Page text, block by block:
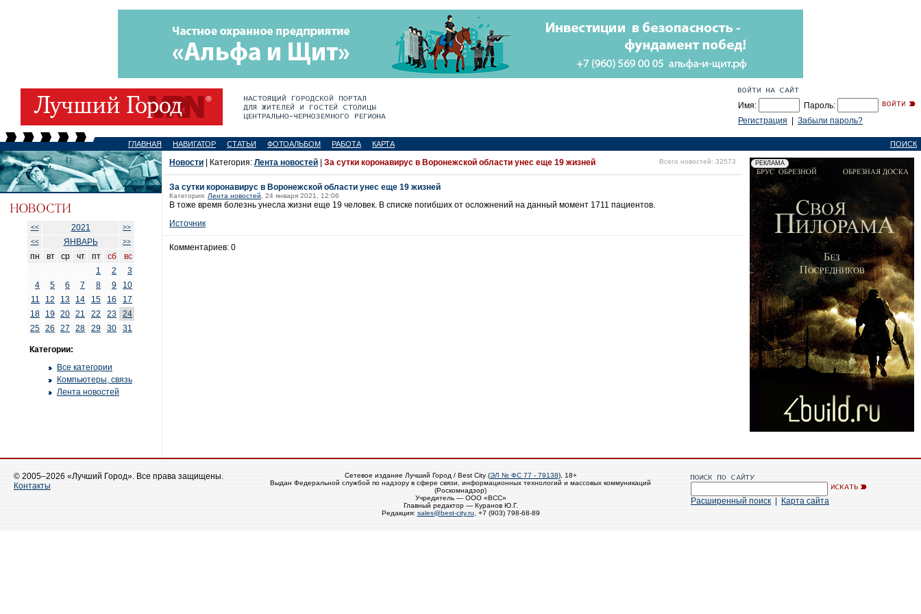
Имя:
Пароль:
Регистрация
Забыли пароль?
ГЛАВНАЯ НАВИГАТОР СТАТЬИ ФОТОАЛЬБОМ РАБОТА КАРТА ПОИСК
<< 2021
>>
<<
ЯНВАРЬ >>
пн вт ср чт пт сб
вс
1
2
3
4
5 6 7 8 9
10
11
12 13 14 15 16
17
18
19 20 21 22 23
24
25 26 27 28 29 30 31
Категории:
Все категории
Компьютеры, связь
Лента новостей
Новости | Категория: Лента новостей За сутки коронавирус в Воронежской области унес еще 19 жизней Всего новостей: 32573
За сутки коронавирус в Воронежской области унес еще 19 жизней
Категория: Лента новостей , 24 января 2021, 12:06
В тоже время болезнь унесла жизни еще 19 человек. В списке погибших от осложнений на данный момент 1711 пациентов.
Источник
Комментариев: 0
© 2005–2026 «Лучший Город». Все права защищены.
Контакты
Сетевое издание Лучший Город / Best City (ЭЛ № ФС 77 - 79138), 18+
Выдан Федеральной службой по надзору в сфере связи, информационных технологий и массовых коммуникаций
(Роскомнадзор)
Учредитель — ООО «ВСС»
Главный редактор — Куранов Ю.Г.
Редакция: sales@best-city.ru , +7 (903) 798-68-89
Расширенный поиск Карта сайта